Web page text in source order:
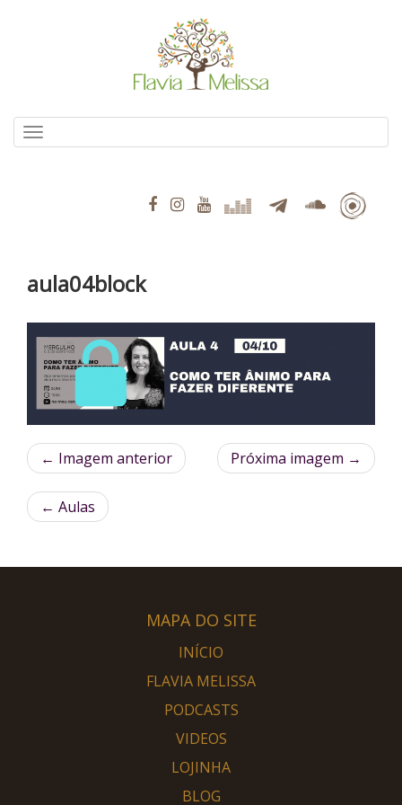
aula04block
← Imagem anterior Próxima imagem →
← Aulas
MAPA DO SITE
INÍCIO
FLAVIA MELISSA
PODCASTS
VIDEOS
LOJINHA
BLOG